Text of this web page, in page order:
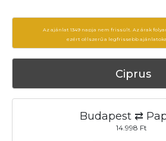
Az ajánlat 1349 napja nem frissült. Az árak
ezért célszerű a legfrissebb
Ciprus
Budapest ⇄
14.998 Ft